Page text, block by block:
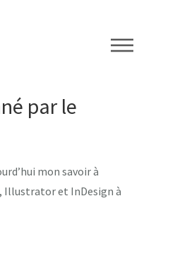
par le
mon savoir à
Illustrator et InDesign à